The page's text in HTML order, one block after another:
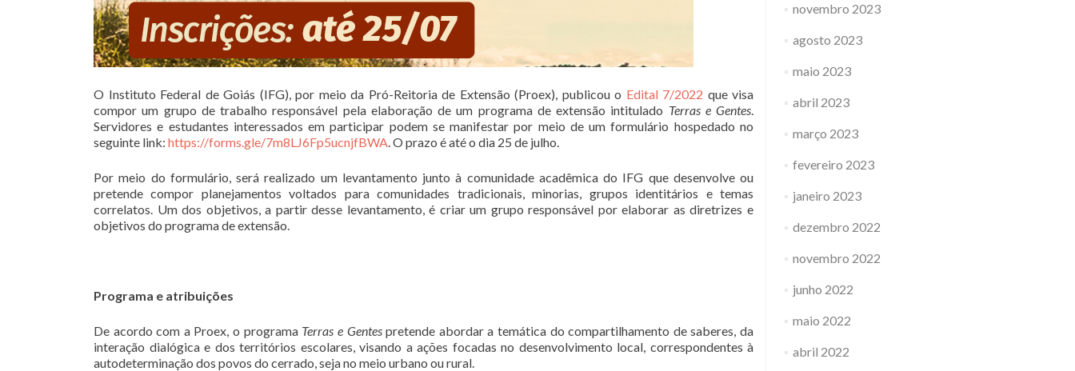
O Instituto Federal de Goiás (IFG), por meio da Pró-Reitoria de Extensão (Proex), publicou o Edital 7/2022 que visa
compor um grupo de trabalho responsável pela elaboração de um programa de extensão intitulado Terras e Gentes.
Servidores e estudantes interessados em participar podem se manifestar por meio de um formulário hospedado no
seguinte link: https://forms.gle/7m8LJ6Fp5ucnjfBWA. O prazo é até o dia 25 de julho.
Por meio do formulário, será realizado um levantamento junto à comunidade acadêmica do IFG que desenvolve ou
pretende compor planejamentos voltados para comunidades tradicionais, minorias, grupos identitários e temas
correlatos. Um dos objetivos, a partir desse levantamento, é criar um grupo responsável por elaborar as diretrizes e
objetivos do programa de extensão.
Programa e atribuições
De acordo com a Proex, o programa Terras e Gentespretende abordar a temática do compartilhamento de saberes, da
interação dialógica e dos territórios escolares, visando a ações focadas no desenvolvimento local, correspondentes à
autodeterminação dos povos do cerrado, seja no meio urbano ou rural.
novembro 2023
agosto 2023
maio 2023
abril 2023
março 2023
fevereiro 2023
janeiro 2023
dezembro 2022
novembro 2022
junho 2022
maio 2022
abril 2022